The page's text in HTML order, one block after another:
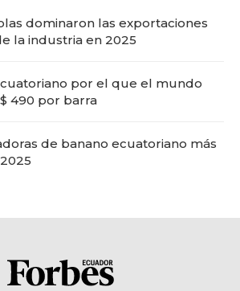
dominaron las exportaciones
la industria en 2025
por el que el mundo
490 por barra
de banano ecuatoriano más